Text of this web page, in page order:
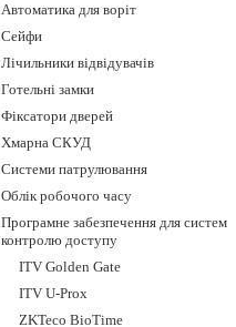
Автоматика для воріт
Сейфи
Лічильники відвідувачів
Готельні замки
Фіксатори дверей
Хмарна СКУД
Системи патрулювання
Облік робочого часу
Програмне забезпечення для систем
контролю доступу
ITV Golden Gate
ITV U-Prox
ZKTeco BioTime